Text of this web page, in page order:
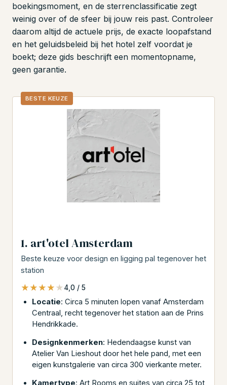
boekingsmoment, en de sterrenclassificatie zegt
weinig over of de sfeer bij jouw reis past. Controleer
daarom altijd de actuele prijs, de exacte loopafstand
en het geluidsbeleid bij het hotel zelf voordat je
boekt; deze gids beschrijft een momentopname,
geen garantie.
BESTE KEUZE
1. art'otel Amsterdam
Beste keuze voor design en ligging pal tegenover het
station
★★★★★
★★★★★4,0 / 5
Locatie: Circa 5 minuten lopen vanaf Amsterdam
Centraal, recht tegenover het station aan de Prins
Hendrikkade.
Designkenmerken: Hedendaagse kunst van
Atelier Van Lieshout door het hele pand, met een
eigen kunstgalerie van circa 300 vierkante meter.
Kamertype: Art Rooms en suites van circa 25 tot